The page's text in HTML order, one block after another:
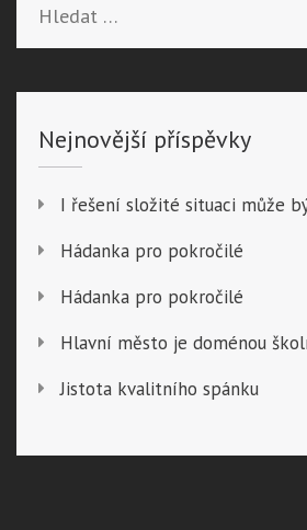
Nejnovější příspěvky
I řešení složité situaci může
Hádanka pro pokročilé
Hádanka pro pokročilé
Hlavní město je doménou
Jistota kvalitního spánku